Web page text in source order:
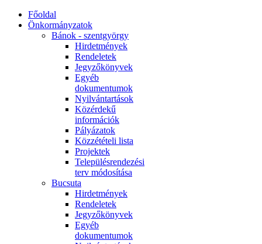
Főoldal
Önkormányzatok
Bánok - szentgyörgy
Hirdetmények
Rendeletek
Jegyzőkönyvek
Egyéb
dokumentumok
Nyilvántartások
Közérdekű
információk
Pályázatok
Közzétételi lista
Projektek
Településrendezési
terv módosítása
Bucsuta
Hirdetmények
Rendeletek
Jegyzőkönyvek
Egyéb
dokumentumok